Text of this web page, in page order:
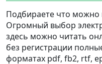
Подбираете что можно
Огромный выбор
здесь можно читать
без регистрации
форматах pdf, fb2, rtf,